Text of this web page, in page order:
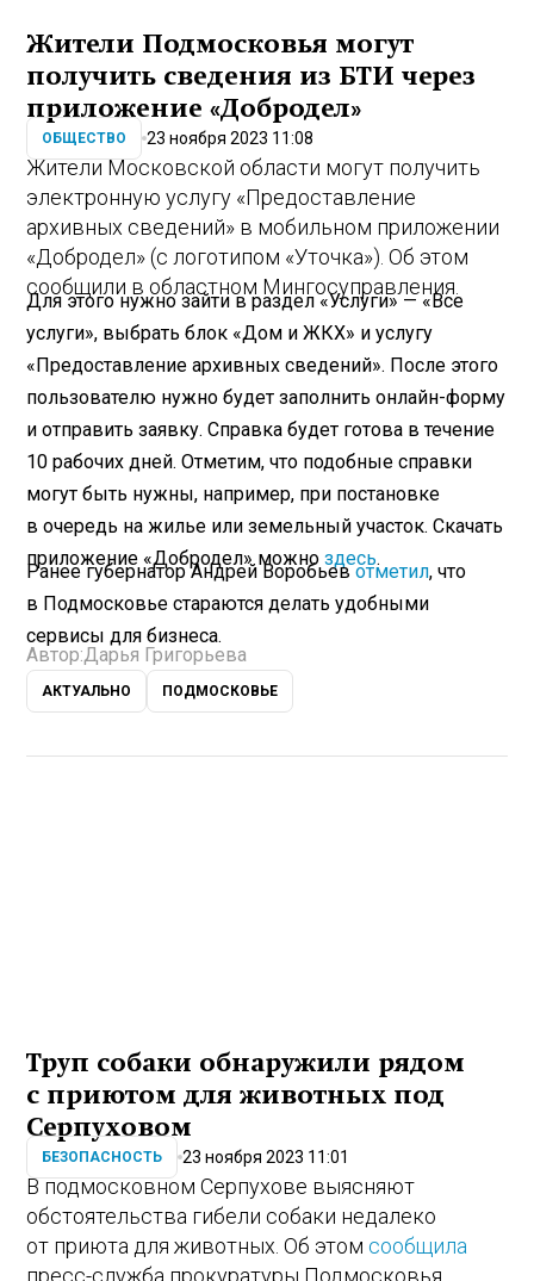
Жители Подмосковья могут
получить сведения из БТИ через
приложение «Добродел»
ОБЩЕСТВО 23 ноября 2023 11:08
Жители Московской области могут получить
электронную услугу «Предоставление
архивных сведений» в мобильном приложении
«Добродел» (с логотипом «Уточка»). Об этом
сообщили в областном Мингосуправления.
Для этого нужно зайти в раздел «Услуги» — «Все
услуги», выбрать блок «Дом и ЖКХ» и услугу
«Предоставление архивных сведений». После этого
пользователю нужно будет заполнить онлайн-форму
и отправить заявку. Справка будет готова в течение
10 рабочих дней. Отметим, что подобные справки
могут быть нужны, например, при постановке
в очередь на жилье или земельный участок. Скачать
приложение «Добродел» можноздесь.
Ранее губернатор Андрей Воробьевотметил, что
в Подмосковье стараются делать удобными
сервисы для бизнеса.
Автор:Дарья Григорьева
АКТУАЛЬНО ПОДМОСКОВЬЕ
Труп собаки обнаружили рядом
с приютом для животных под
Серпуховом
БЕЗОПАСНОСТЬ 23 ноября 2023 11:01
В подмосковном Серпухове выясняют
обстоятельства гибели собаки недалеко
от приюта для животных. Об этом сообщила
пресс-служба прокуратуры Подмосковья.